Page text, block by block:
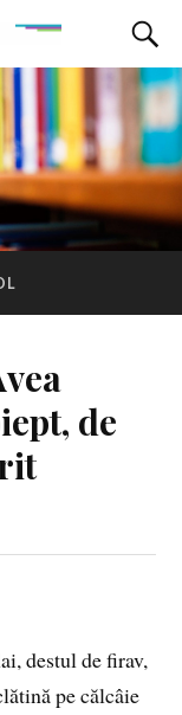
de
destul de firav,
pe călcâie